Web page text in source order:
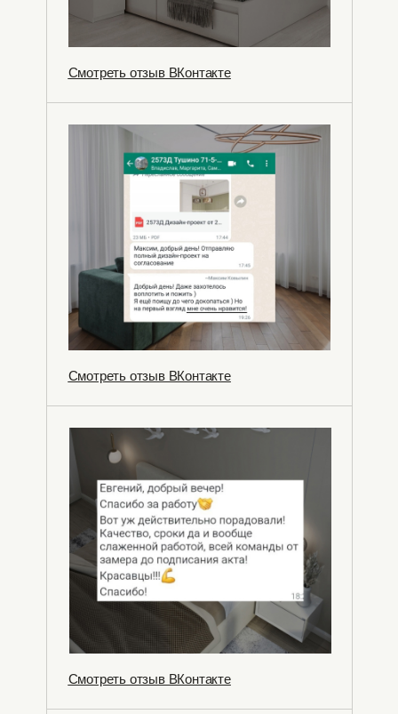
Смотреть отзыв ВКонтакте
Смотреть отзыв ВКонтакте
Смотреть отзыв ВКонтакте